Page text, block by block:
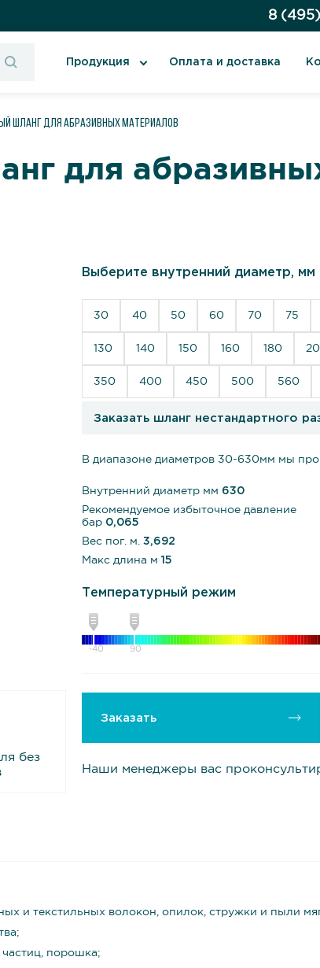
8
Продукция Оплата и доставка
шланг для абразивных материалов
для
без
Выберите внутренний диаметр, мм
30 40 50 60 70 75
130 140 150 160 180
350 400 450 500 560
Заказать шланг нестандартного
В диапазоне диаметров 30-630мм мы
Внутренний диаметр мм 630
Рекомендуемое избыточное давление
бар 0,065
Вес пог. м. 3,692
Макс длина м 15
Температурный режим
-40 90
Заказать
Наши менеджеры вас
и текстильных волокон, опилок, стружки и пыли
порошка;